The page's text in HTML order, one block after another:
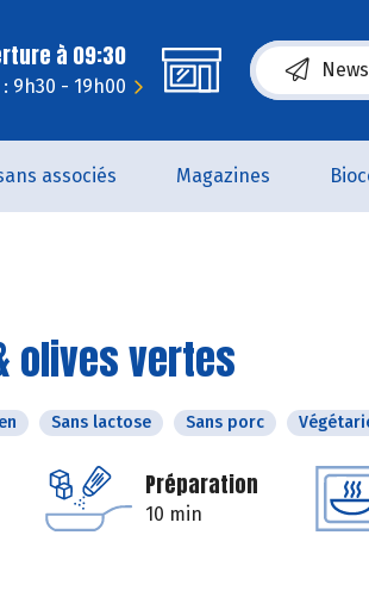
à 09:30
: 9h30 - 19h00 (s’ouvre
associés Magazines
olives vertes
Sans lactose Sans porc
Préparation
10 min